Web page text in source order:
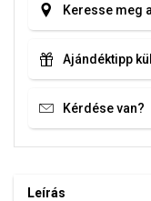
Keresse meg
Ajándéktipp
Kérdése van?
Leírás